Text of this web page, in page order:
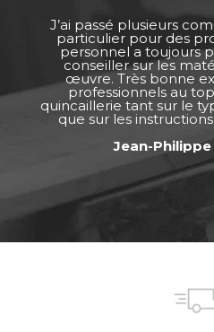
J’ai passé plusieurs
particulier pour des
personnel a toujours
conseiller sur les
œuvre. Très bonne
professionnels au
quincaillerie tant sur le
que sur les
Jean-